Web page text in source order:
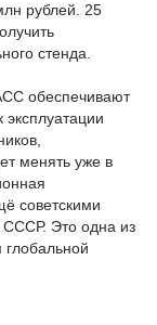
рублей. 25
стенда.
обеспечивают
менять уже в
советскими
СССР. Это одна из